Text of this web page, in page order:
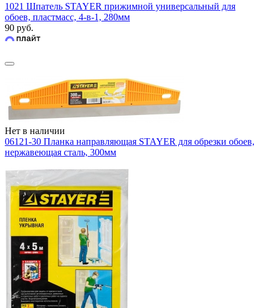
1021 Шпатель STAYER прижимной универсальный для
обоев, пластмасс, 4-в-1, 280мм
90 руб.
Нет в наличии
06121-30 Планка направляющая STAYER для обрезки обоев,
нержавеющая сталь, 300мм